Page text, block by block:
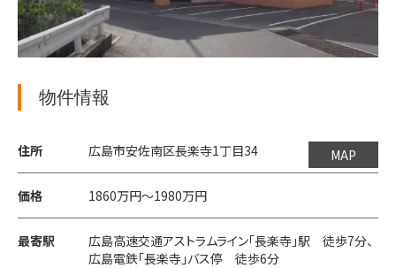
物件情報
住所 広島市安佐南区長楽寺1丁目34 MAP
価格 1860万円〜1980万円
最寄駅
広島高速交通アストラムライン「長楽寺」駅 徒歩7分、
広島電鉄「長楽寺」バス停 徒歩6分